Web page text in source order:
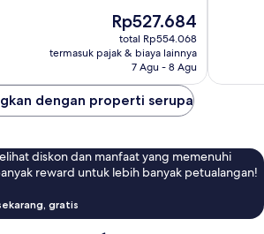
Harga
sekarang
Rp527.684
Rp527.684
total Rp554.068
termasuk pajak & biaya lainnya
7 Agu - 8 Agu
dengan properti serupa
diskon dan manfaat yang memenuhi
reward untuk lebih banyak petualangan!
gratis